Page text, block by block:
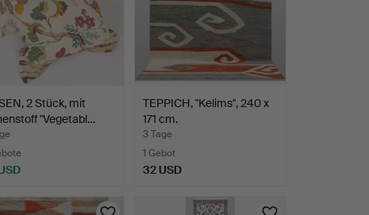
2 Stück, mit
"Vegetabl…
TEPPICH, "Kelims", 240 x
171 cm.
3 Tage
1 Gebot
32 USD